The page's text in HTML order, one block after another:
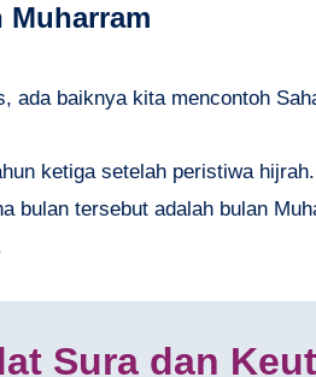
baiknya kita mencontoh
ketiga setelah peristiwa
bulan tersebut adalah bulan
Sura dan